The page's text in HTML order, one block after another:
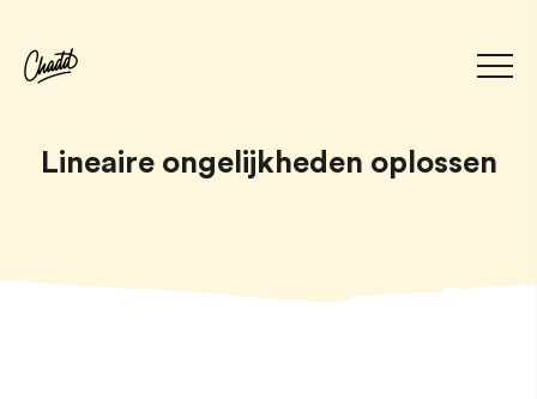
Lineaire ongelijkheden oplossen